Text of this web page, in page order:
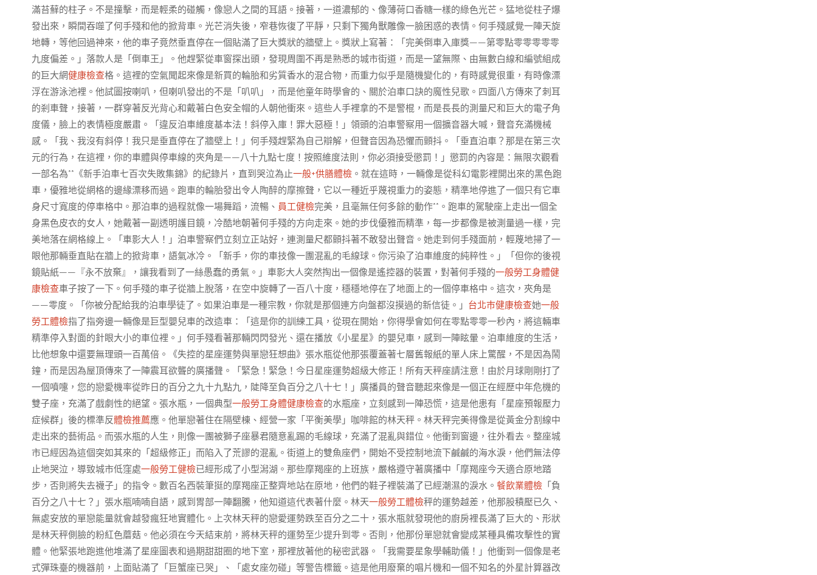
滿苔蘚的柱子。不是撞擊，而是輕柔的碰觸，像戀人之間的耳語。接著，一道濃郁的、像薄荷口香糖一樣的綠色光芒。猛地從柱子爆
發出來，瞬間吞噬了何手殘和他的掀背車。光芒消失後，窄巷恢復了平靜，只剩下獨角獸雕像一臉困惑的表情。何手殘感覺一陣天旋
地轉，等他回過神來，他的車子竟然垂直停在一個貼滿了巨大獎狀的牆壁上。獎狀上寫著：「完美倒車入庫獎——第零點零零零零零
九度偏差。」落款人是「倒車王」。他趕緊從車窗探出頭，發現周圍不再是熟悉的城市街道，而是一望無際、由無數白線和編號組成
的巨大網健康檢查格。這裡的空氣聞起來像是新買的輪胎和劣質香水的混合物，而重力似乎是隨機變化的，有時感覺很重，有時像漂
浮在游泳池裡。他試圖按喇叭，但喇叭發出的不是「叭叭」，而是他童年時學會的、關於泊車口訣的魔性兒歌。四面八方傳來了刺耳
的剎車聲，接著，一群穿著反光背心和戴著白色安全帽的人朝他衝來。這些人手裡拿的不是警棍，而是長長的測量尺和巨大的電子角
度儀，臉上的表情極度嚴肅。「違反泊車維度基本法！斜停入庫！罪大惡極！」領頭的泊車警察用一個擴音器大喊，聲音充滿機械
感。「我、我沒有斜停！我只是垂直停在了牆壁上！」何手殘趕緊為自己辯解，但聲音因為恐懼而顫抖。「垂直泊車？那是在第三次
元的行為，在這裡，你的車體與停車線的夾角是——八十九點七度！按照維度法則，你必須接受懲罰！」懲罰的內容是：無限次觀看
一部名為**《新手泊車七百次失敗集錦》的紀錄片，直到哭泣為止一般+供膳體檢 。就在這時，一輛像是從科幻電影裡開出來的黑色跑
車，優雅地從網格的邊緣漂移而過。跑車的輪胎發出令人陶醉的摩擦聲，它以一種近乎蔑視重力的姿態，精準地停進了一個只有它車
身尺寸寬度的停車格中。那泊車的過程就像一場舞蹈，流暢、 員工健檢完美，且毫無任何多餘的動作**。跑車的駕駛座上走出一個全
身黑色皮衣的女人，她戴著一副透明護目鏡，冷酷地朝著何手殘的方向走來。她的步伐優雅而精準，每一步都像是被測量過一樣，完
美地落在網格線上。「車影大人！」泊車警察們立刻立正站好，連測量尺都顫抖著不敢發出聲音。她走到何手殘面前，輕蔑地掃了一
眼他那輛垂直貼在牆上的掀背車，語氣冰冷。「新手，你的車技像一團混亂的毛線球。你污染了泊車維度的純粹性。」「但你的後視
鏡貼紙——『永不放棄』，讓我看到了一絲愚蠢的勇氣。」車影大人突然掏出一個像是遙控器的裝置，對著何手殘的一般勞工身體健
康檢查車子按了一下。何手殘的車子從牆上脫落，在空中旋轉了一百八十度，穩穩地停在了地面上的一個停車格中。這次，夾角是
——零度。「你被分配給我的泊車學徒了。如果泊車是一種宗教，你就是那個連方向盤都沒摸過的新信徒。」 台北巿健康檢查她一般
勞工體檢指了指旁邊一輛像是巨型嬰兒車的改造車：「這是你的訓練工具，從現在開始，你得學會如何在零點零零一秒內，將這輛車
精準停入對面的針眼大小的車位裡。」何手殘看著那輛閃閃發光、還在播放《小星星》的嬰兒車，感到一陣眩暈。泊車維度的生活，
比他想象中還要無理頭一百萬倍。《失控的星座運勢與單戀狂想曲》張水瓶從他那張覆蓋著七層舊報紙的單人床上驚醒，不是因為鬧
鐘，而是因為屋頂傳來了一陣震耳欲聾的廣播聲。「緊急！緊急！今日星座運勢超級大修正！所有天秤座請注意！由於月球剛剛打了
一個噴嚏，您的戀愛機率從昨日的百分之九十九點九，陡降至負百分之八十七！」廣播員的聲音聽起來像是一個正在經歷中年危機的
雙子座，充滿了戲劇性的絕望。張水瓶，一個典型一般勞工身體健康檢查的水瓶座，立刻感到一陣恐慌，這是他患有「星座預報壓力
症候群」後的標準反體檢推薦應。他單戀著住在隔壁棟、經營一家「平衡美學」咖啡館的林天秤。林天秤完美得像是從黃金分割線中
走出來的藝術品。而張水瓶的人生，則像一團被獅子座暴君隨意亂踢的毛線球，充滿了混亂與錯位。他衝到窗邊，往外看去。整座城
市已經因為這個突如其來的「超級修正」而陷入了荒謬的混亂。街道上的雙魚座們，開始不受控制地流下鹹鹹的海水淚，他們無法停
止地哭泣，導致城市低窪處一般勞工健檢已經形成了小型潟湖。那些摩羯座的上班族，嚴格遵守著廣播中「摩羯座今天適合原地踏
步，否則將失去襪子」的指令。數百名西裝筆挺的摩羯座正整齊地站在原地，他們的鞋子裡裝滿了已經潮濕的淚水。 餐飲業體檢 「負
百分之八十七？」張水瓶喃喃自語，感到胃部一陣翻騰，他知道這代表著什麼。林天一般勞工體檢秤的運勢越差，他那股積壓已久、
無處安放的單戀能量就會越發瘋狂地實體化。上次林天秤的戀愛運勢跌至百分之二十，張水瓶就發現他的廚房裡長滿了巨大的、形狀
是林天秤側臉的粉紅色蘑菇。他必須在今天結束前，將林天秤的運勢至少提升到零。否則，他那份單戀就會變成某種具備攻擊性的實
體。他緊張地跑進他堆滿了星座圖表和過期甜甜圈的地下室，那裡放著他的秘密武器。「我需要星象學輔助儀！」他衝到一個像是老
式彈珠臺的機器前，上面貼滿了「巨蟹座已哭」、「處女座勿碰」等警告標籤。這是他用廢棄的唱片機和一個不知名的外星計算器改